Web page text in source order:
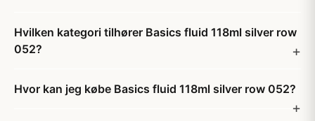
Hvilken kategori tilhører Basics fluid 118ml silver row
052?
Hvor kan jeg købe Basics fluid 118ml silver row 052?